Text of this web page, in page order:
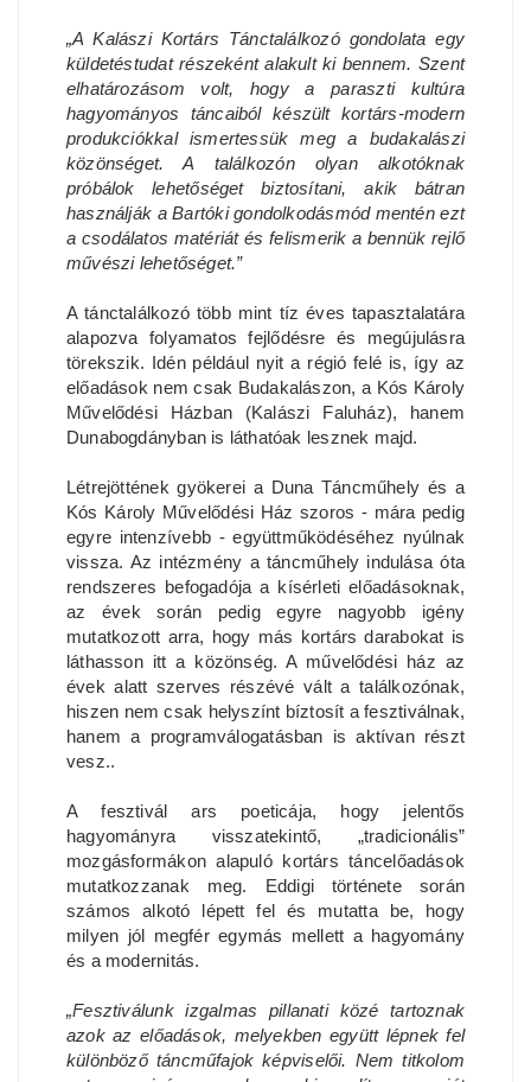
„A Kalászi Kortárs Tánctalálkozó gondolata egy
küldetéstudat részeként alakult ki bennem. Szent
elhatározásom volt, hogy a paraszti kultúra
hagyományos táncaiból készült kortárs-modern
produkciókkal ismertessük meg a budakalászi
közönséget. A találkozón olyan alkotóknak
próbálok lehetőséget biztosítani, akik bátran
használják a Bartóki gondolkodásmód mentén ezt
a csodálatos matériát és felismerik a bennük rejlő
művészi lehetőséget.”
A tánctalálkozó több mint tíz éves tapasztalatára
alapozva folyamatos fejlődésre és megújulásra
törekszik. Idén például nyit a régió felé is, így az
előadások nem csak Budakalászon, a Kós Károly
Művelődési Házban (Kalászi Faluház), hanem
Dunabogdányban is láthatóak lesznek majd.
Létrejöttének gyökerei a Duna Táncműhely és a
Kós Károly Művelődési Ház szoros - mára pedig
egyre intenzívebb - együttműködéséhez nyúlnak
vissza. Az intézmény a táncműhely indulása óta
rendszeres befogadója a kísérleti előadásoknak,
az évek során pedig egyre nagyobb igény
mutatkozott arra, hogy más kortárs darabokat is
láthasson itt a közönség. A művelődési ház az
évek alatt szerves részévé vált a találkozónak,
hiszen nem csak helyszínt bíztosít a fesztiválnak,
hanem a programválogatásban is aktívan részt
vesz..
A fesztivál ars poeticája, hogy jelentős
hagyományra visszatekintő, „tradicionális”
mozgásformákon alapuló kortárs táncelőadások
mutatkozzanak meg. Eddigi története során
számos alkotó lépett fel és mutatta be, hogy
milyen jól megfér egymás mellett a hagyomány
és a modernitás.
„Fesztiválunk izgalmas pillanati közé tartoznak
azok az előadások, melyekben együtt lépnek fel
különböző táncműfajok képviselői. Nem titkolom